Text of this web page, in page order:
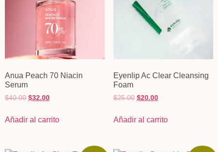
Anua Peach 70 Niacin
Serum
$40.00 $32.00
Añadir al carrito
Eyenlip Ac Clear Cleansing
Foam
$25.00 $20.00
Añadir al carrito